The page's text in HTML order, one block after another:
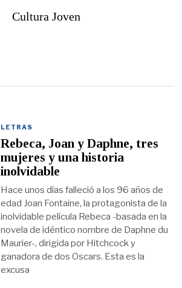
Cultura Joven
LETRAS
Rebeca, Joan y Daphne, tres
mujeres y una historia
inolvidable
Hace unos días falleció a los 96 años de
edad Joan Fontaine, la protagonista de la
inolvidable película Rebeca -basada en la
novela de idéntico nombre de Daphne du
Maurier-, dirigida por Hitchcock y
ganadora de dos Oscars. Esta es la
excusa